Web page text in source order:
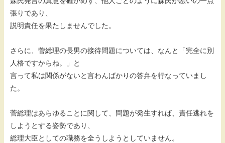
張りであり、
説明責任を果たしませんでした。
さらに、菅総理の長男の接待問題については、なんと「完全に別
人格ですからね。」と
言って私は関係がないと言わんばかりの答弁を行なっていまし
た。
菅総理はあらゆることに関して、問題が発生すれば、責任逃れを
しようとする姿勢であり、
総理大臣としての職務を全うしようとしていません。